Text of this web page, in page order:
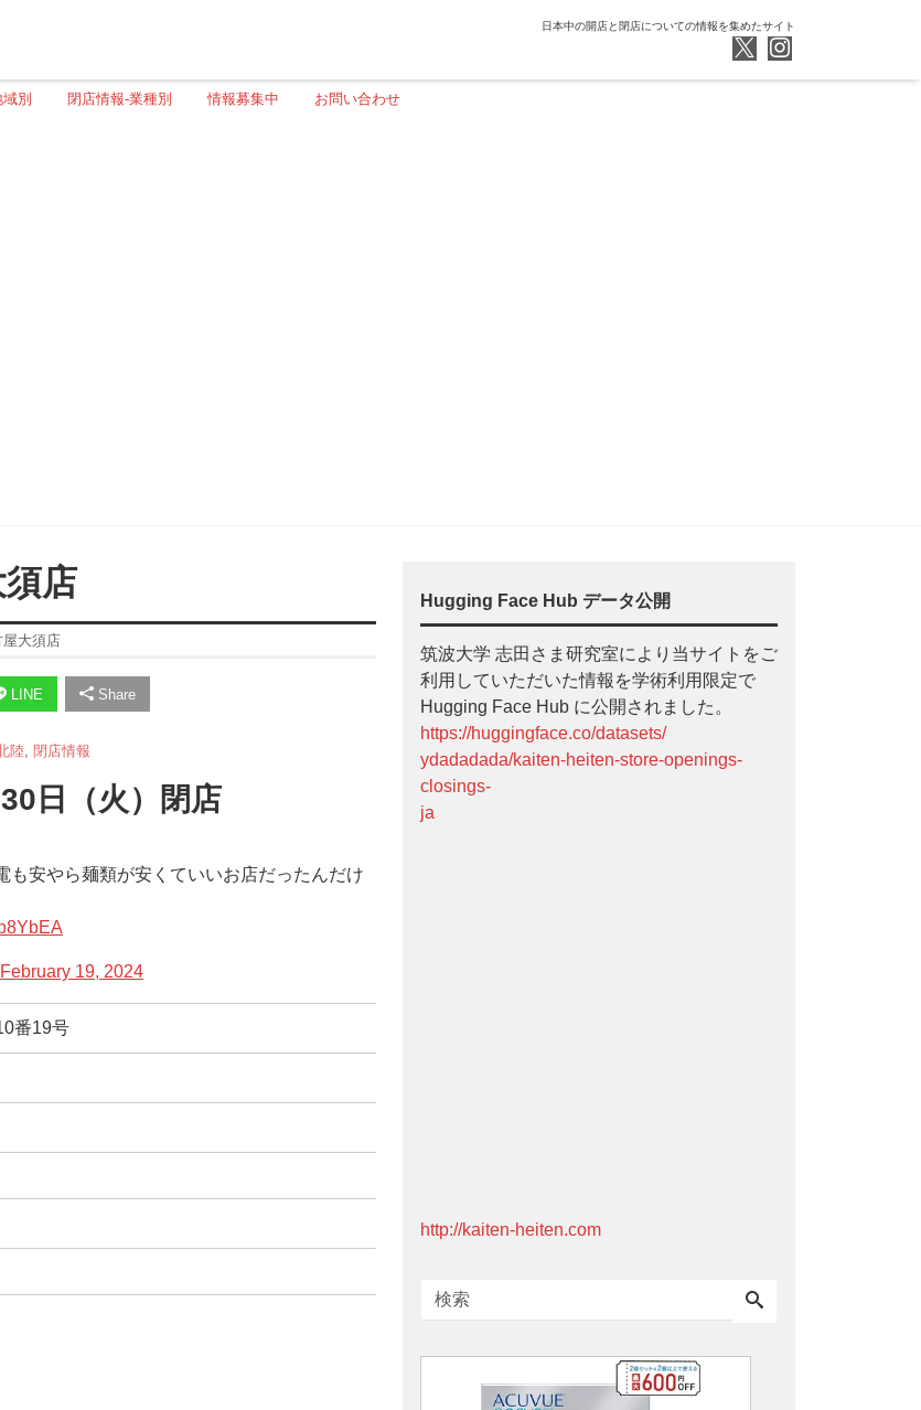
日本中の開店と閉店についての情報を集めたサイト
別 閉店情報-業種別 情報募集中 お問い合わせ
店
屋大須店
LINE Share
陸, 閉店情報
日（火）閉店
も安やら麺類が安くていいお店だったんだけ
February 19, 2024
番19号
Hugging Face Hub データ公開
筑波大学 志田さま研究室により当サイトをご
利用していただいた情報を学術利用限定で
Hugging Face Hub に公開されました。
https://huggingface.co/datasets/
ydadadada/kaiten-heiten-store-openings-
closings-
ja
http://kaiten-heiten.com